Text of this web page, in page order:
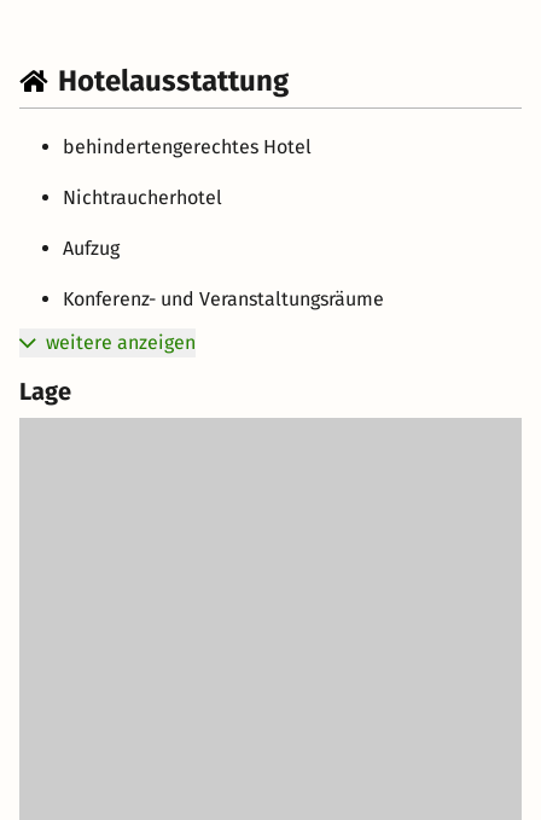
Hotelausstattung
behindertengerechtes Hotel
Nichtraucherhotel
Aufzug
Konferenz- und Veranstaltungsräume
weitere anzeigen
Lage